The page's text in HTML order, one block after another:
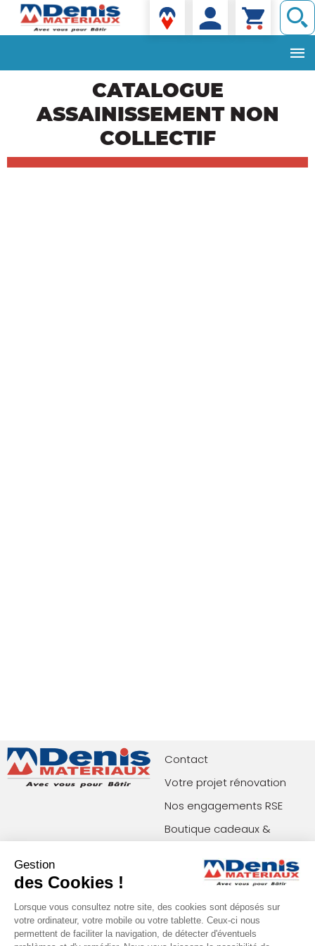
principal
Denis matériaux
CATALOGUE
ASSAINISSEMENT NON
COLLECTIF
Contact
Votre projet rénovation
Nos engagements RSE
Boutique cadeaux &
Index égalité femmes-
Paiements acceptés Restons en contact !
Gestion
des Cookies !
Lorsque vous consultez notre site, des cookies sont déposés sur
votre ordinateur, votre mobile ou votre tablette. Ceux-ci nous
permettent de faciliter la navigation, de détecter d'éventuels